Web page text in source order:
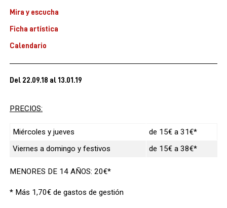
Mira y escucha
Ficha artística
Calendario
Del 22.09.18 al 13.01.19
PRECIOS:
Miércoles y jueves
de 15€ a 31€*
Viernes a domingo y festivos
de 15€ a 38€*
MENORES DE 14 AÑOS: 20€*
* Más 1,70€ de gastos de gestión